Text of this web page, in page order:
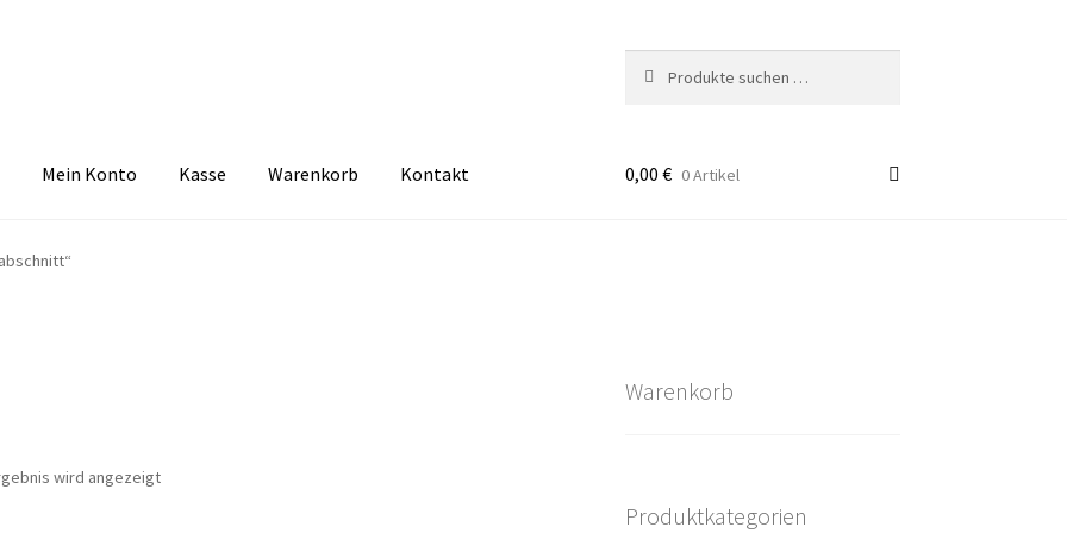
nach:
Mein Konto Kasse Warenkorb Kontakt 0,00 € 0 Artikel
wird angezeigt
Warenkorb
Produktkategorien